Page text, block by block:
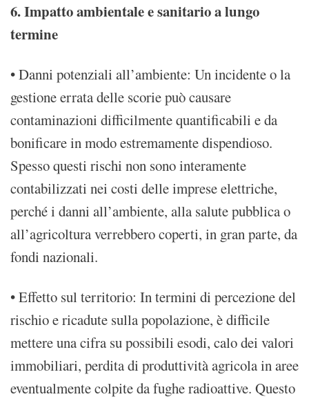
6. Impatto ambientale e sanitario a lungo
termine
• Danni potenziali all’ambiente: Un incidente o la
gestione errata delle scorie può causare
contaminazioni difficilmente quantificabili e da
bonificare in modo estremamente dispendioso.
Spesso questi rischi non sono interamente
contabilizzati nei costi delle imprese elettriche,
perché i danni all’ambiente, alla salute pubblica o
all’agricoltura verrebbero coperti, in gran parte, da
fondi nazionali.
• Effetto sul territorio: In termini di percezione del
rischio e ricadute sulla popolazione, è difficile
mettere una cifra su possibili esodi, calo dei valori
immobiliari, perdita di produttività agricola in aree
eventualmente colpite da fughe radioattive. Questo